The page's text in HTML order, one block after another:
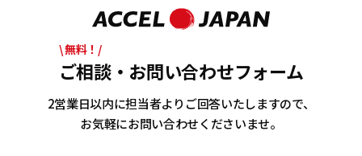
\ 無料！/
ご相談・お問い合わせフォーム
2営業日以内に担当者よりご回答いたしますので、
お気軽にお問い合わせくださいませ。